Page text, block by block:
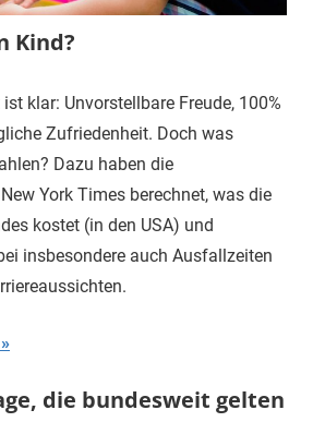
Kind?
klar: Unvorstellbare Freude, 100%
Zufriedenheit. Doch was
Dazu haben die
York Times berechnet, was die
kostet (in den USA) und
insbesondere auch Ausfallzeiten
die bundesweit gelten